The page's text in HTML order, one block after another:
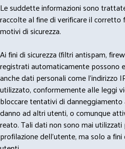
Le suddette informazioni sono
raccolte al fine di verificare il
motivi di sicurezza.
Ai fini di sicurezza (filtri antispam,
registrati automaticamente possono
anche dati personali come l'indirizzo
utilizzato, conformemente alle leggi
bloccare tentativi di
danno ad altri utenti, o comunque
reato. Tali dati non sono mai
profilazione dell'utente, ma solo a